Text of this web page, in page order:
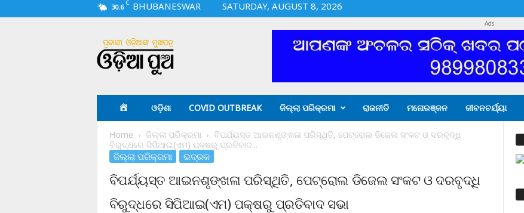
30.6 C BHUBANESWAR
SATURDAY, AUGUST 8, 2026
i
a
Ads
ଓଡ଼ିଶା COVID OUTBREAK ଜିଲ୍ଲା ପରିକ୍ରମା ରାଜନୀତି ମନୋରଞ୍ଜନ ଜୀବନଚର୍ଯ୍ୟା
Home ଜିଲ୍ଲା ପରିକ୍ରମା
ବିପର୍ଯ୍ୟସ୍ତ ଆଇନଶୃଙ୍ଖଳା ପରିସ୍ଥିତି, ପେଟ୍ରୋଲ ଡିଜେଲ ସଂକଟ ଓ ଦରବୃଦ୍ଧି
ବିରୁଦ୍ଧରେ ସିପିଆଇ(ଏମ) ପକ୍ଷରୁ ପ୍ରତିବାଦ...
ଜିଲ୍ଲା ପରିକ୍ରମା ଭଦ୍ରକ
ବିପର୍ଯ୍ୟସ୍ତ ଆଇନଶୃଙ୍ଖଳା ପରିସ୍ଥିତି, ପେଟ୍ରୋଲ ଡିଜେଲ ସଂକଟ ଓ ଦରବୃଦ୍ଧି
ବିରୁଦ୍ଧରେ ସିପିଆଇ(ଏମ) ପକ୍ଷରୁ ପ୍ରତିବାଦ ସଭା